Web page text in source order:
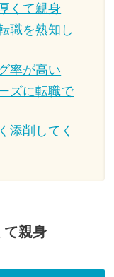
くて親身
職を熟知し
率が高い
ズに転職で
添削してく
て親身